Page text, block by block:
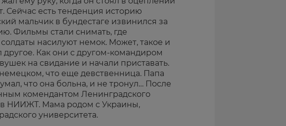
Сейчас есть тенденция историю
мальчик в бундестаге извинился за
Фильмы стали снимать, где
насилуют немок. Может, такое и
Как они с другом-командиром
на свидание и начали приставать.
что еще девственница. Папа
что она больна, и не тронул… После
комендантом Ленинградского
в НИИЖТ. Мама родом с Украины,
университета.